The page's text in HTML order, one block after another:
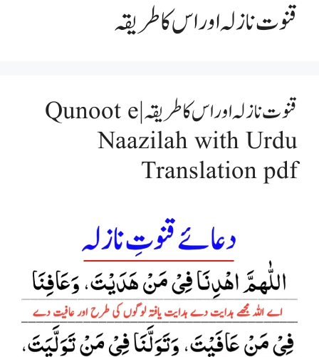
قنوت نازلہ اور اس کا طریقہ
قنوت نازلہ اور اس کا طریقہ | Qunoot e
Naazilah with Urdu
Translation pdf